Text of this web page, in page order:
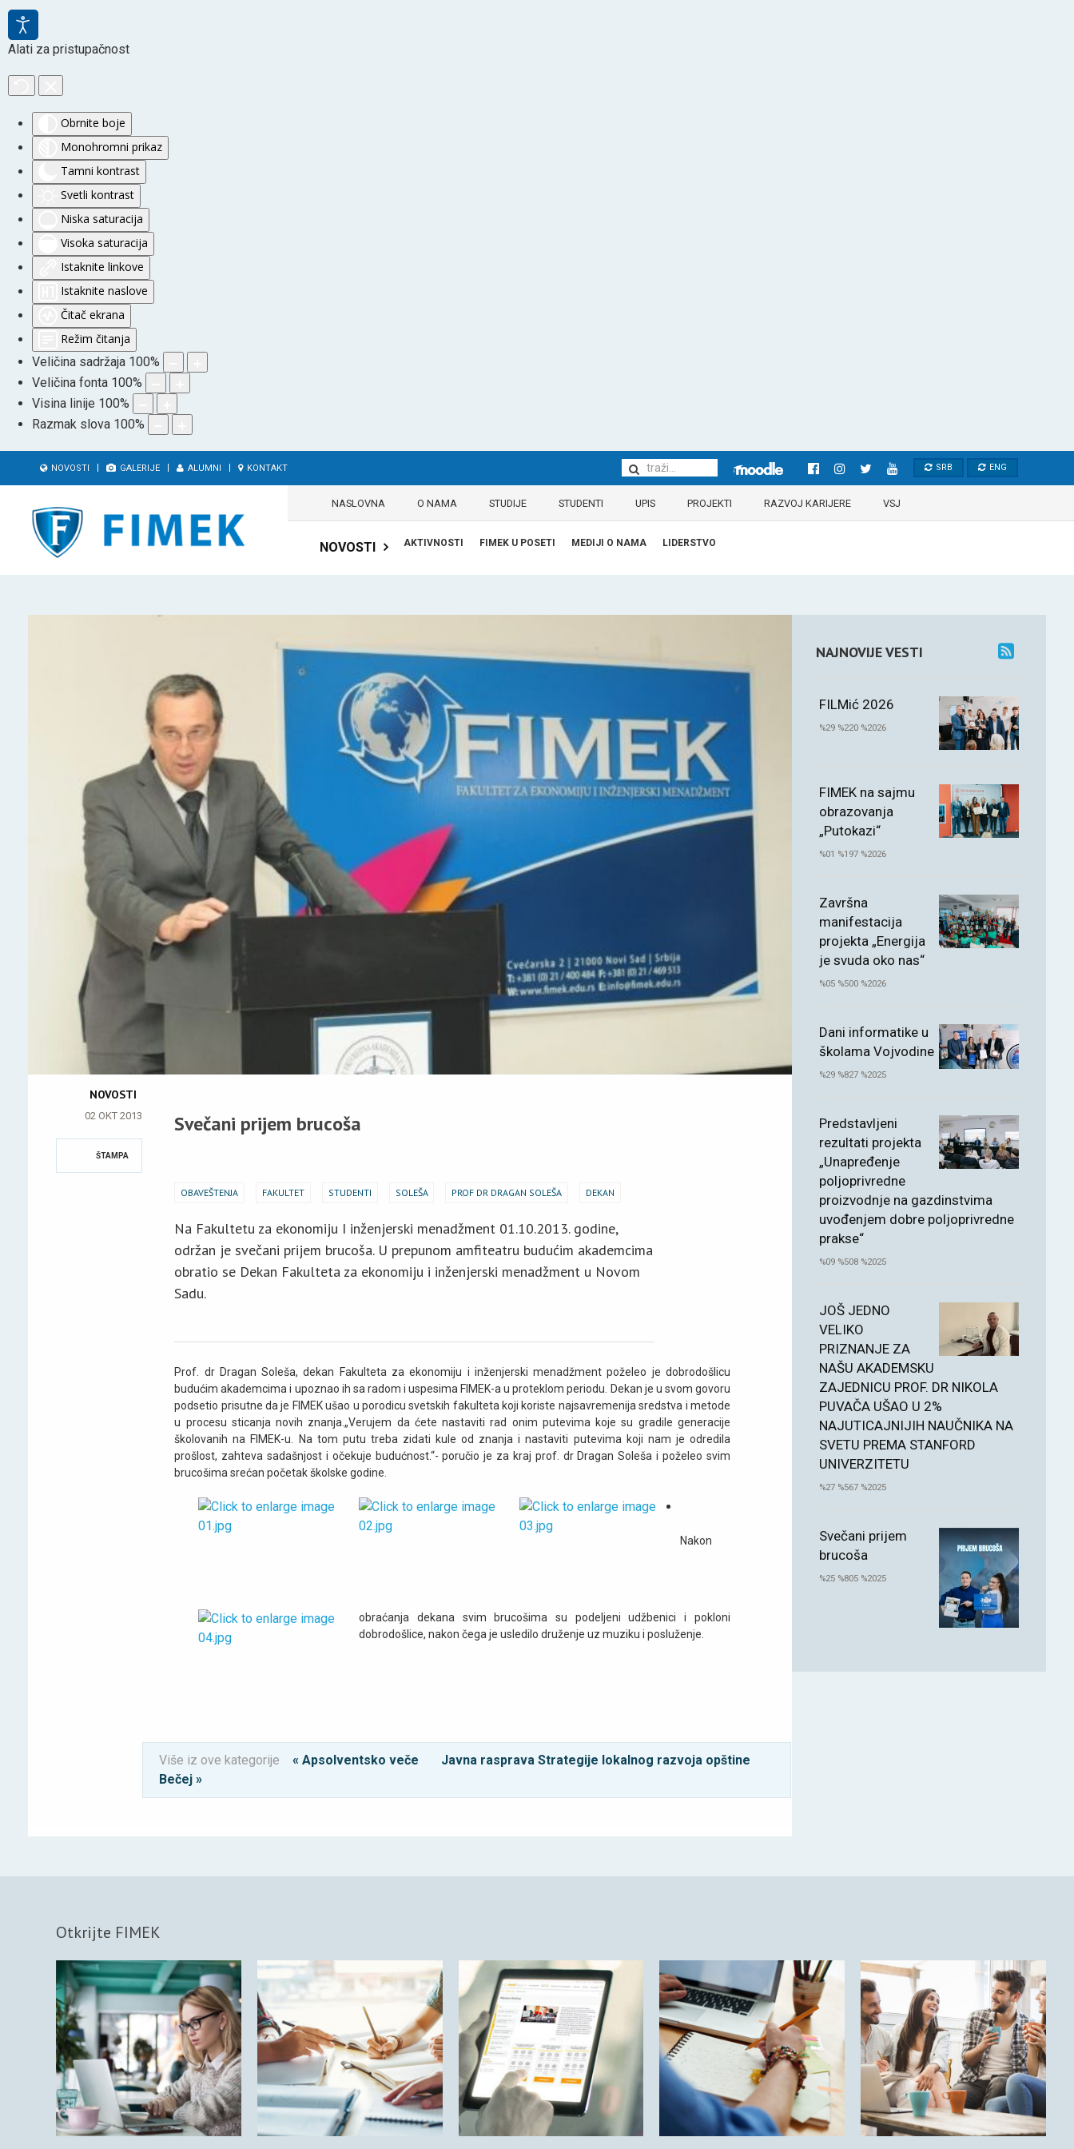
Alati za pristupačnost
Obrnite boje
Monohromni prikaz
Tamni kontrast
Svetli kontrast
Niska saturacija
Visoka saturacija
Istaknite linkove
Istaknite naslove
Čitač ekrana
Režim čitanja
Veličina sadržaja 100%
Veličina fonta 100%
Visina linije 100%
Razmak slova 100%
NOVOSTI GALERIJE ALUMNI KONTAKT SRB ENG
NASLOVNA O NAMA STUDIJE STUDENTI UPIS PROJEKTI RAZVOJ KARIJERE VSJ
NOVOSTI AKTIVNOSTI FIMEK U POSETI MEDIJI O NAMA LIDERSTVO
NOVOSTI
02 OKT 2013
ŠTAMPA
Svečani prijem brucoša
OBAVEŠTENJA FAKULTET STUDENTI SOLEŠA PROF DR DRAGAN SOLEŠA DEKAN
Na Fakultetu za ekonomiju I inženjerski menadžment 01.10.2013. godine,
održan je svečani prijem brucoša. U prepunom amfiteatru budućim akademcima
obratio se Dekan Fakulteta za ekonomiju i inženjerski menadžment u Novom
Sadu.
Prof. dr Dragan Soleša, dekan Fakulteta za ekonomiju i inženjerski menadžment poželeo je dobrodošlicu
budućim akademcima i upoznao ih sa radom i uspesima FIMEK-a u proteklom periodu. Dekan je u svom govoru
podsetio prisutne da je FIMEK ušao u porodicu svetskih fakulteta koji koriste najsavremenija sredstva i metode
u procesu sticanja novih znanja.„Verujem da ćete nastaviti rad onim putevima koje su gradile generacije
školovanih na FIMEK-u. Na tom putu treba zidati kule od znanja i nastaviti putevima koji nam je odredila
prošlost, zahteva sadašnjost i očekuje budućnost.“- poručio je za kraj prof. dr Dragan Soleša i poželeo svim
brucošima srećan početak školske godine.
Nakon
obraćanja dekana svim brucošima su podeljeni udžbenici i pokloni
dobrodošlice, nakon čega je usledilo druženje uz muziku i posluženje.
Više iz ove kategorije « Apsolventsko veče
Javna rasprava Strategije lokalnog razvoja opštine
Bečej »
NAJNOVIJE VESTI
FILMić 2026
%29 %220 %2026
FIMEK na sajmu
obrazovanja
„Putokazi“
%01 %197 %2026
Završna
manifestacija
projekta „Energija
je svuda oko nas“
%05 %500 %2026
Dani informatike u
školama Vojvodine
%29 %827 %2025
Predstavljeni
rezultati projekta
„Unapređenje
poljoprivredne
proizvodnje na gazdinstvima
uvođenjem dobre poljoprivredne
prakse“
%09 %508 %2025
JOŠ JEDNO
VELIKO
PRIZNANJE ZA
NAŠU AKADEMSKU
ZAJEDNICU PROF. DR NIKOLA
PUVAČA UŠAO U 2%
NAJUTICAJNIJIH NAUČNIKA NA
SVETU PREMA STANFORD
UNIVERZITETU
%27 %567 %2025
Svečani prijem
brucoša
%25 %805 %2025
Otkrijte FIMEK